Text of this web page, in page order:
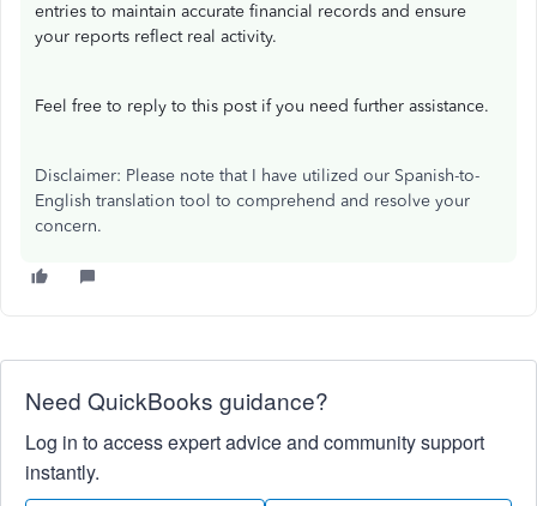
entries to maintain accurate financial records and ensure
your reports reflect real activity.
Feel free to reply to this post if you need further assistance.
Disclaimer: Please note that I have utilized our Spanish-to-
English translation tool to comprehend and resolve your
concern.
Need QuickBooks guidance?
Log in to access expert advice and community support
instantly.